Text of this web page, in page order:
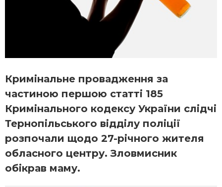
Кримінальне провадження за
частиною першою статті 185
Кримінального кодексу України слідчі
Тернопільського відділу поліції
розпочали щодо 27-річного жителя
обласного центру. Зловмисник
обікрав маму.